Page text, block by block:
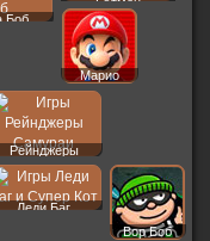
Боб
Бэтмен
Марио
Рейнджеры
Леди Баг
Вор Боб